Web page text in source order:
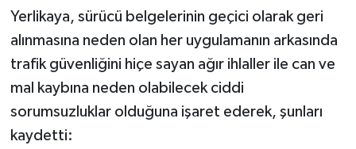
Yerlikaya, sürücü belgelerinin geçici olarak geri
alınmasına neden olan her uygulamanın arkasında
trafik güvenliğini hiçe sayan ağır ihlaller ile can ve
mal kaybına neden olabilecek ciddi
sorumsuzluklar olduğuna işaret ederek, şunları
kaydetti: